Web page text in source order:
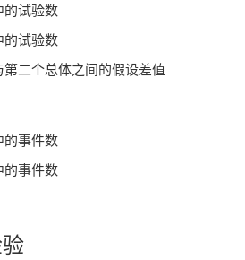
的试验数
的试验数
第二个总体之间的假设差值
的事件数
的事件数